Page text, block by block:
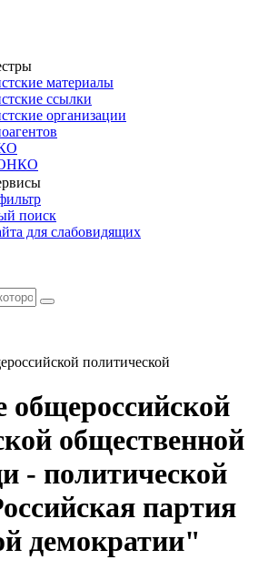
материалы
ссылки
организации
поиск
для слабовидящих
политической
общероссийской
общественной
- политической
партия
демократии"